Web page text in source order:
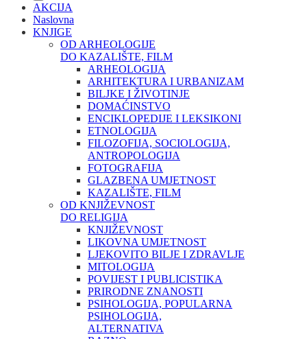
AKCIJA
Naslovna
KNJIGE
OD ARHEOLOGIJE
DO KAZALIŠTE, FILM
ARHEOLOGIJA
ARHITEKTURA I URBANIZAM
BILJKE I ŽIVOTINJE
DOMAĆINSTVO
ENCIKLOPEDIJE I LEKSIKONI
ETNOLOGIJA
FILOZOFIJA, SOCIOLOGIJA,
ANTROPOLOGIJA
FOTOGRAFIJA
GLAZBENA UMJETNOST
KAZALIŠTE, FILM
OD KNJIŽEVNOST
DO RELIGIJA
KNJIŽEVNOST
LIKOVNA UMJETNOST
LJEKOVITO BILJE I ZDRAVLJE
MITOLOGIJA
POVIJEST I PUBLICISTIKA
PRIRODNE ZNANOSTI
PSIHOLOGIJA, POPULARNA
PSIHOLOGIJA,
ALTERNATIVA